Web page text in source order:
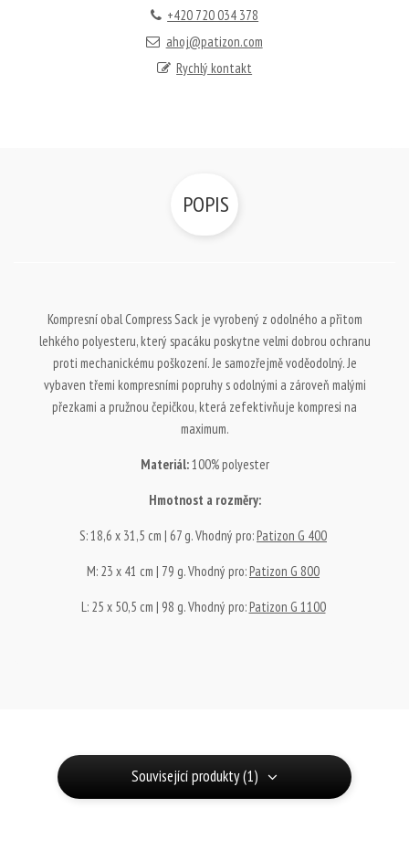
+420 720 034 378
ahoj@patizon.com
Rychlý kontakt
POPIS
Kompresní obal Compress Sack je vyrobený z odolného a přitom
lehkého polyesteru, který spacáku poskytne velmi dobrou ochranu
proti mechanickému poškození. Je samozřejmě voděodolný. Je
vybaven třemi kompresními popruhy s odolnými a zároveň malými
přezkami a pružnou čepičkou, která zefektivňuje kompresi na
maximum.
Materiál:100% polyester
Hmotnost a rozměry:
S: 18,6 x 31,5 cm | 67 g. Vhodný pro:Patizon G 400
M: 23 x 41 cm | 79 g. Vhodný pro:Patizon G 800
L: 25 x 50,5 cm | 98 g. Vhodný pro:Patizon G 1100
Související produkty (1)